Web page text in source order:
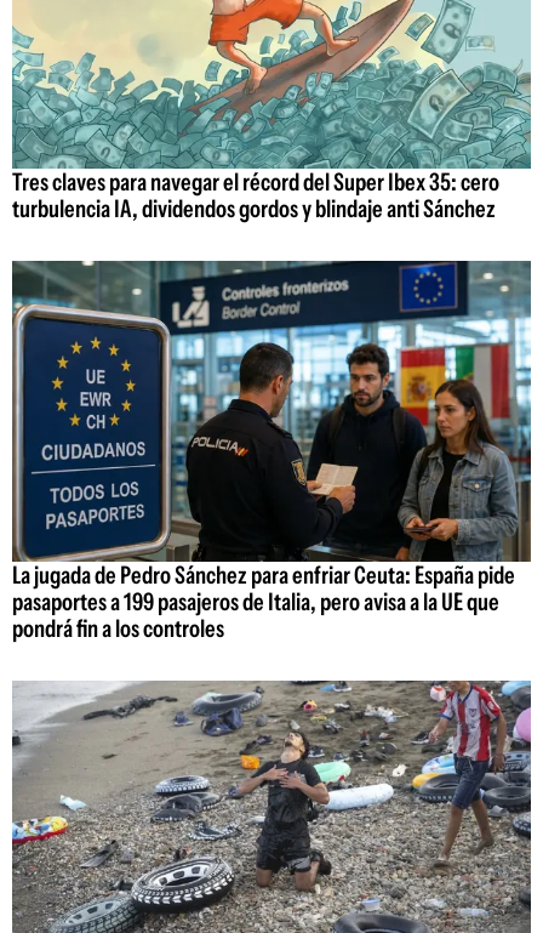
Tres claves para navegar el récord del Super Ibex 35: cero
turbulencia IA, dividendos gordos y blindaje anti Sánchez
La jugada de Pedro Sánchez para enfriar Ceuta: España pide
pasaportes a 199 pasajeros de Italia, pero avisa a la UE que
pondrá fin a los controles